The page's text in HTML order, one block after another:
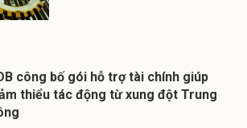
công bố gói hỗ trợ tài chính giúp
thiểu tác động từ xung đột Trung